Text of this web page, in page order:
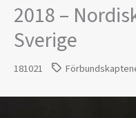
2018 –
Sverige
181021